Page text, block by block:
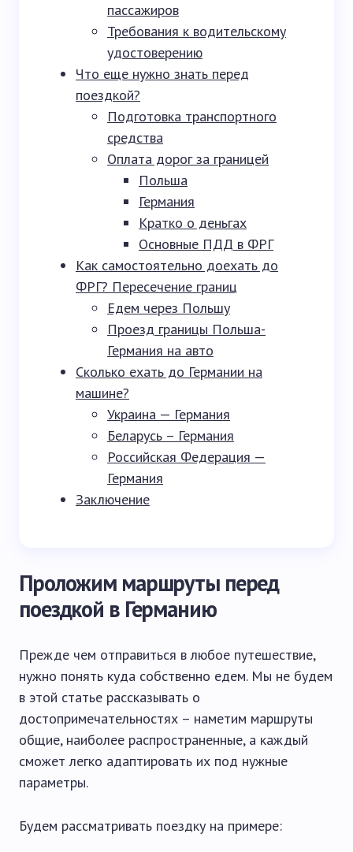
пассажиров
Требования к водительскому
удостоверению
Что еще нужно знать перед
поездкой?
Подготовка транспортного
средства
Оплата дорог за границей
Польша
Германия
Кратко о деньгах
Основные ПДД в ФРГ
Как самостоятельно доехать до
ФРГ? Пересечение границ
Едем через Польшу
Проезд границы Польша-
Германия на авто
Сколько ехать до Германии на
машине?
Украина — Германия
Беларусь – Германия
Российская Федерация —
Германия
Заключение
Проложим маршруты перед
поездкой в Германию
Прежде чем отправиться в любое путешествие,
нужно понять куда собственно едем. Мы не будем
в этой статье рассказывать о
достопримечательностях – наметим маршруты
общие, наиболее распространенные, а каждый
сможет легко адаптировать их под нужные
параметры.
Будем рассматривать поездку на примере: